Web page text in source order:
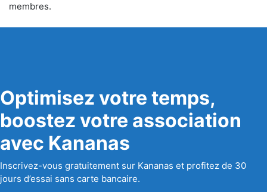
membres.
Optimisez votre temps,
boostez votre association
avec Kananas
Inscrivez-vous gratuitement sur Kananas et profitez de 30
jours d’essai sans carte bancaire.